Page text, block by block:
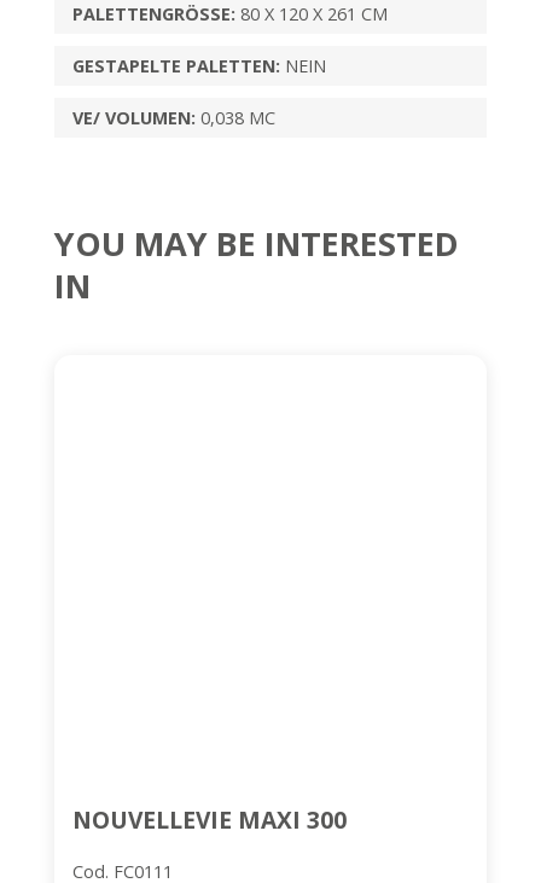
PALETTENGRÖSSE: 80 X 120 X 261 CM
GESTAPELTE PALETTEN: NEIN
VE/ VOLUMEN: 0,038 MC
YOU MAY BE INTERESTED
IN
NOUVELLEVIE MAXI 300
Cod. FC0111